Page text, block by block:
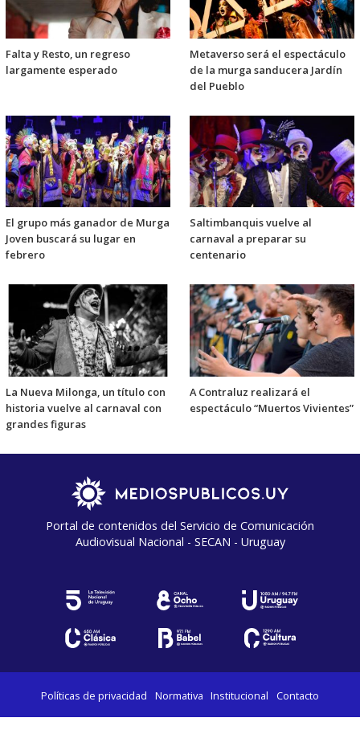
Falta y Resto, un regreso
largamente esperado
Metaverso será el espectáculo
de la murga sanducera Jardín
del Pueblo
El grupo más ganador de Murga
Joven buscará su lugar en
febrero
Saltimbanquis vuelve al
carnaval a preparar su
centenario
La Nueva Milonga, un título con
historia vuelve al carnaval con
grandes figuras
A Contraluz realizará el
espectáculo “Muertos Vivientes”
Portal de contenidos del Servicio de Comunicación
Audiovisual Nacional - SECAN - Uruguay
Políticas de privacidad Normativa Institucional Contacto